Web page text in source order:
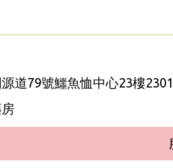
道79號鱷魚恤中心23樓